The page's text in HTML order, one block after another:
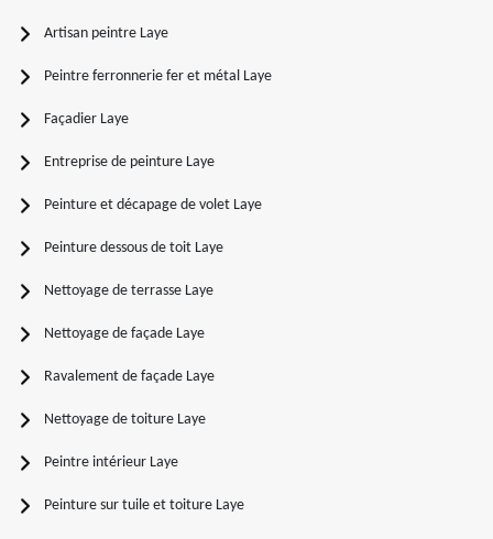
Artisan peintre Laye
Peintre ferronnerie fer et métal Laye
Façadier Laye
Entreprise de peinture Laye
Peinture et décapage de volet Laye
Peinture dessous de toit Laye
Nettoyage de terrasse Laye
Nettoyage de façade Laye
Ravalement de façade Laye
Nettoyage de toiture Laye
Peintre intérieur Laye
Peinture sur tuile et toiture Laye